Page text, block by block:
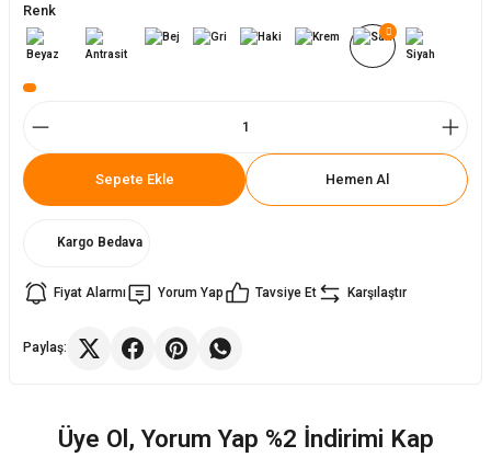
Renk
Sepete Ekle Hemen Al
Kargo Bedava
Fiyat Alarmı Yorum Yap Tavsiye Et Karşılaştır
Paylaş:
Üye Ol, Yorum Yap %2 İndirimi Kap